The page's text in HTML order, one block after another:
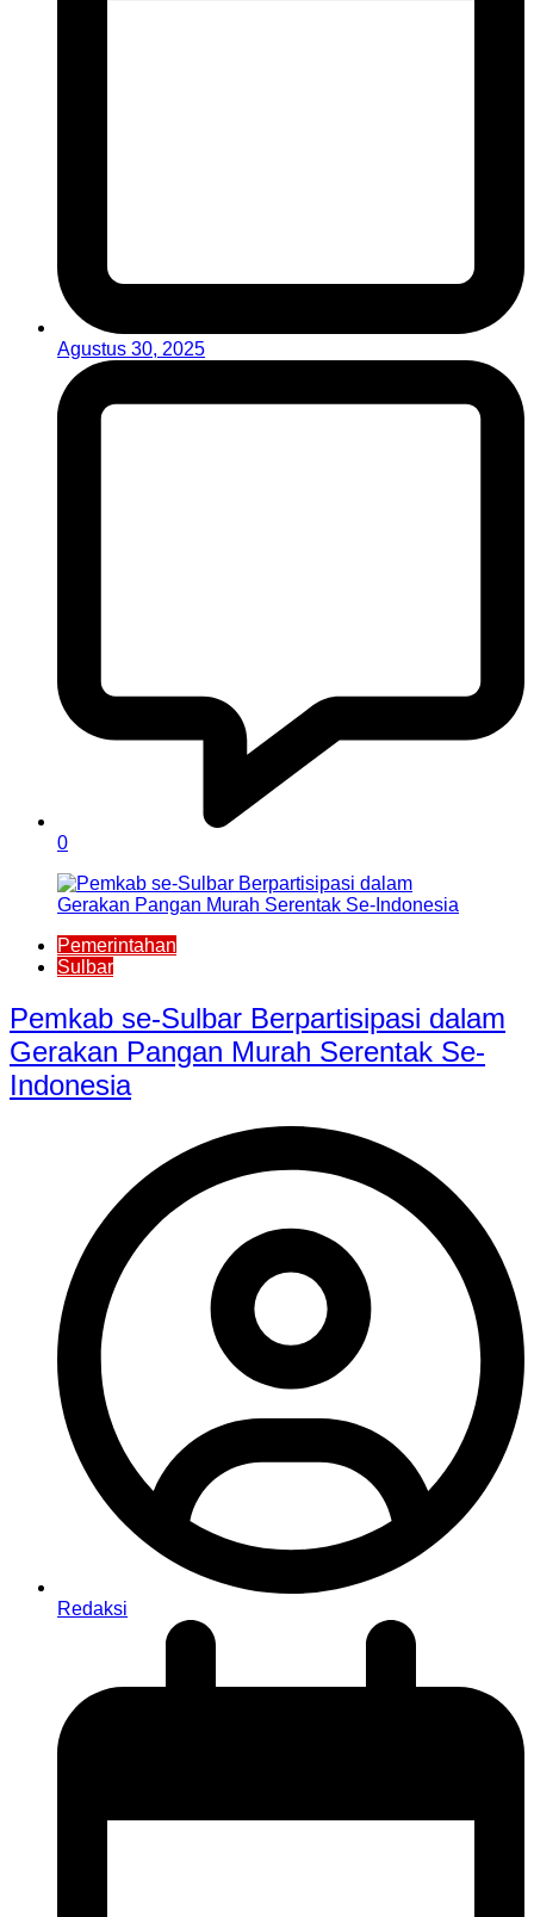
Agustus 30, 2025
0
Pemerintahan
Sulbar
Pemkab se-Sulbar Berpartisipasi dalam
Gerakan Pangan Murah Serentak Se-
Indonesia
Redaksi